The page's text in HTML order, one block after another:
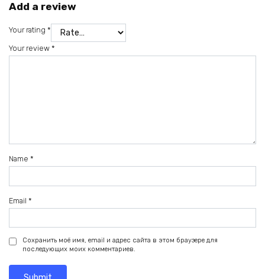
Add a review
Your rating *
Your review *
Name *
Email *
Сохранить моё имя, email и адрес сайта в этом браузере для
последующих моих комментариев.